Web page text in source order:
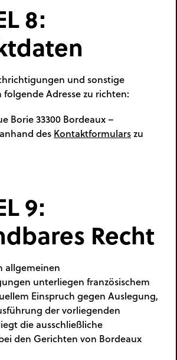
8:
und sonstige
Adresse zu richten:
Borie 33300 Bordeaux –
des Kontaktformularszu
9:
Recht
allgemeinen
unterliegen französischem
Einspruch gegen Auslegung,
der vorliegenden
die ausschließliche
den Gerichten von Bordeaux